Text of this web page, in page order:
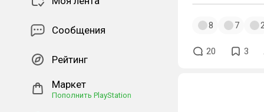
Сообщения
Рейтинг
Маркет
Пополнить PlayStation
8 7
20 3